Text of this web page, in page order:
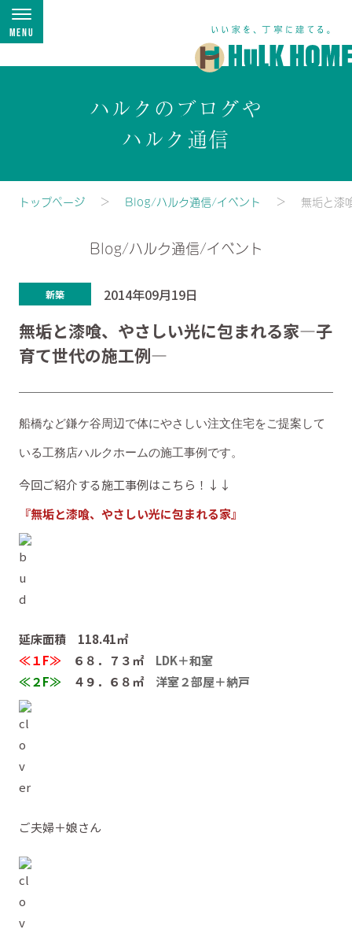
Menu
ハルクのブログや
ハルク通信
トップページ Blog/ハルク通信/イベント 無垢と漆
Blog/ハルク通信/イベント
新築 2014年09月19日
無垢と漆喰、やさしい光に包まれる家―子
育て世代の施工例―
船橋など鎌ケ谷周辺で体にやさしい注文住宅をご提案して
いる工務店ハルクホームの施工事例です。
今回ご紹介する施工事例はこちら！↓↓
『無垢と漆喰、やさしい光に包まれる家』
延床面積 118.41㎡
≪１F≫ ６８．７３㎡ LDK＋和室
≪２F≫
４９．６８㎡ 洋室２部屋＋納戸
ご夫婦＋娘さん